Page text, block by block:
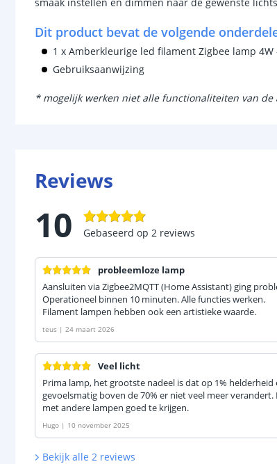
Dit product bevat de volgende
1 x Amberkleurige led filament Zigbee lamp 4W
Gebruiksaanwijzing
* mogelijk werken niet alle functionaliteiten van
Reviews
10 Gebaseerd op 2 reviews
probleemloze lamp
Aansluiten via Zigbee2MQTT (Home Assistant) ging
Operationeel binnen 10 minuten. Alle functies werken.
Filament lampen hebben ook een artistieke waarde.
teus | 24 maart 2026
Veel licht
Prima lamp, het grootste nadeel is dat op 1%
gevoelsmatig boven de 70% er niet veel meer
met andere lampen goed te krijgen.
Hugo | 10 november 2025
Bekijk alle 2 reviews